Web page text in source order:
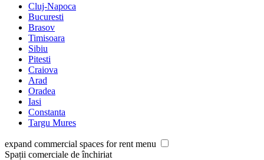
Cluj-Napoca
Bucuresti
Brasov
Timisoara
Sibiu
Pitesti
Craiova
Arad
Oradea
Iasi
Constanta
Targu Mures
expand commercial spaces for rent menu
Spații comerciale de închiriat